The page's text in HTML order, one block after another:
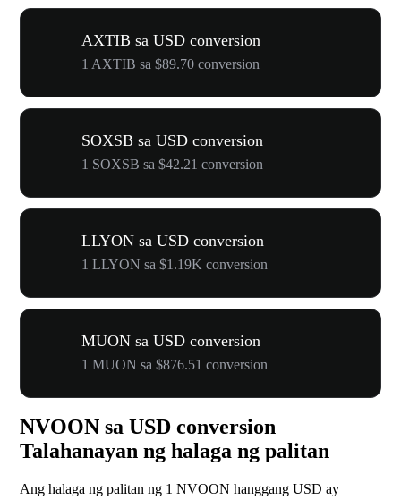
AXTIB sa USD conversion
1 AXTIB sa $89.70 conversion
SOXSB sa USD conversion
1 SOXSB sa $42.21 conversion
LLYON sa USD conversion
1 LLYON sa $1.19K conversion
MUON sa USD conversion
1 MUON sa $876.51 conversion
NVOON sa USD conversion
Talahanayan ng halaga ng palitan
Ang halaga ng palitan ng 1 NVOON hanggang USD ay